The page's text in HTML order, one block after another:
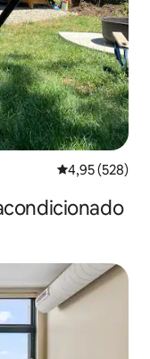
Calificación
4,95 (528)